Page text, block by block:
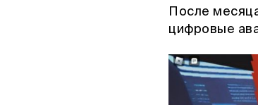
После
цифровые